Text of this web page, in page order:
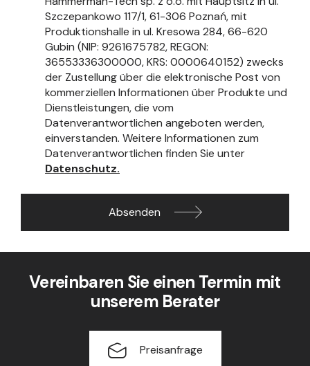
Szczepankowo 117/1, 61-306 Poznań, mit
Produktionshalle in ul. Kresowa 284, 66-620
Gubin (NIP: 9261675782, REGON:
36553336300000, KRS: 0000640152) zwecks
der Zustellung über die elektronische Post von
kommerziellen Informationen über Produkte und
Dienstleistungen, die vom
Datenverantwortlichen angeboten werden,
einverstanden. Weitere Informationen zum
Datenverantwortlichen finden Sie unter
Datenschutz.
Absenden
Vereinbaren Sie einen Termin mit
unserem Berater
Preisanfrage